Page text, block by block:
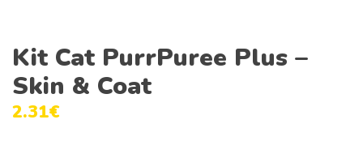
Kit Cat PurrPuree Plus –
Skin & Coat
2.31€